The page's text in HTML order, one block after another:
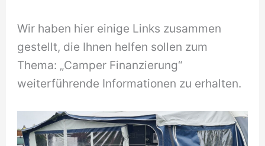
Wir haben hier einige Links zusammen
gestellt, die Ihnen helfen sollen zum
Thema: „Camper Finanzierung“
weiterführende Informationen zu erhalten.